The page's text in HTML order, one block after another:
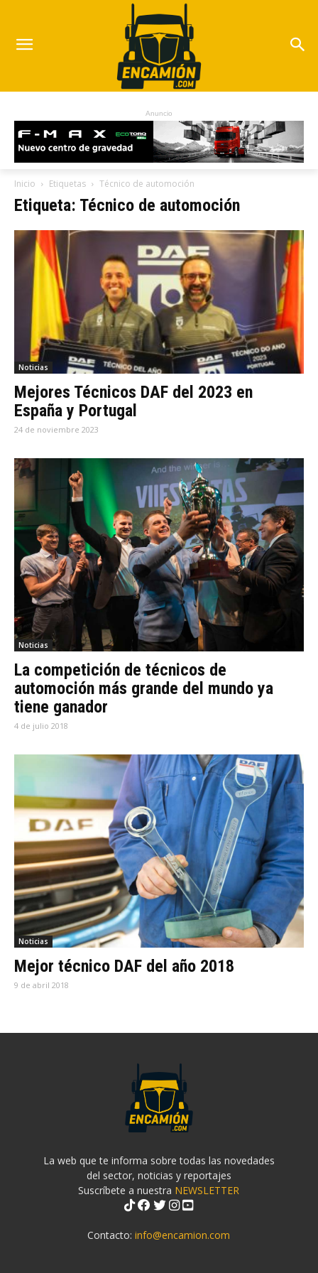
Anuncio
Inicio Etiquetas Técnico de automoción
Etiqueta: Técnico de automoción
Noticias
Mejores Técnicos DAF del 2023 en
España y Portugal
24 de noviembre 2023
Noticias
La competición de técnicos de
automoción más grande del mundo ya
tiene ganador
4 de julio 2018
Noticias
Mejor técnico DAF del año 2018
9 de abril 2018
La web que te informa sobre todas las novedades
del sector, noticias y reportajes
Suscríbete a nuestra NEWSLETTER
Contacto:info@encamion.com